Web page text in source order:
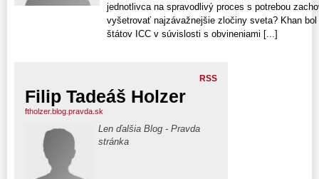
jednotlivca na spravodlivý proces s potrebou
vyšetrovať najzávažnejšie zločiny sveta? Khan
štátov ICC v súvislosti s obvineniami [...]
RSS
Filip Tadeáš Holzer
ftholzer.blog.pravda.sk
Len ďalšia Blog - Pravda
stránka